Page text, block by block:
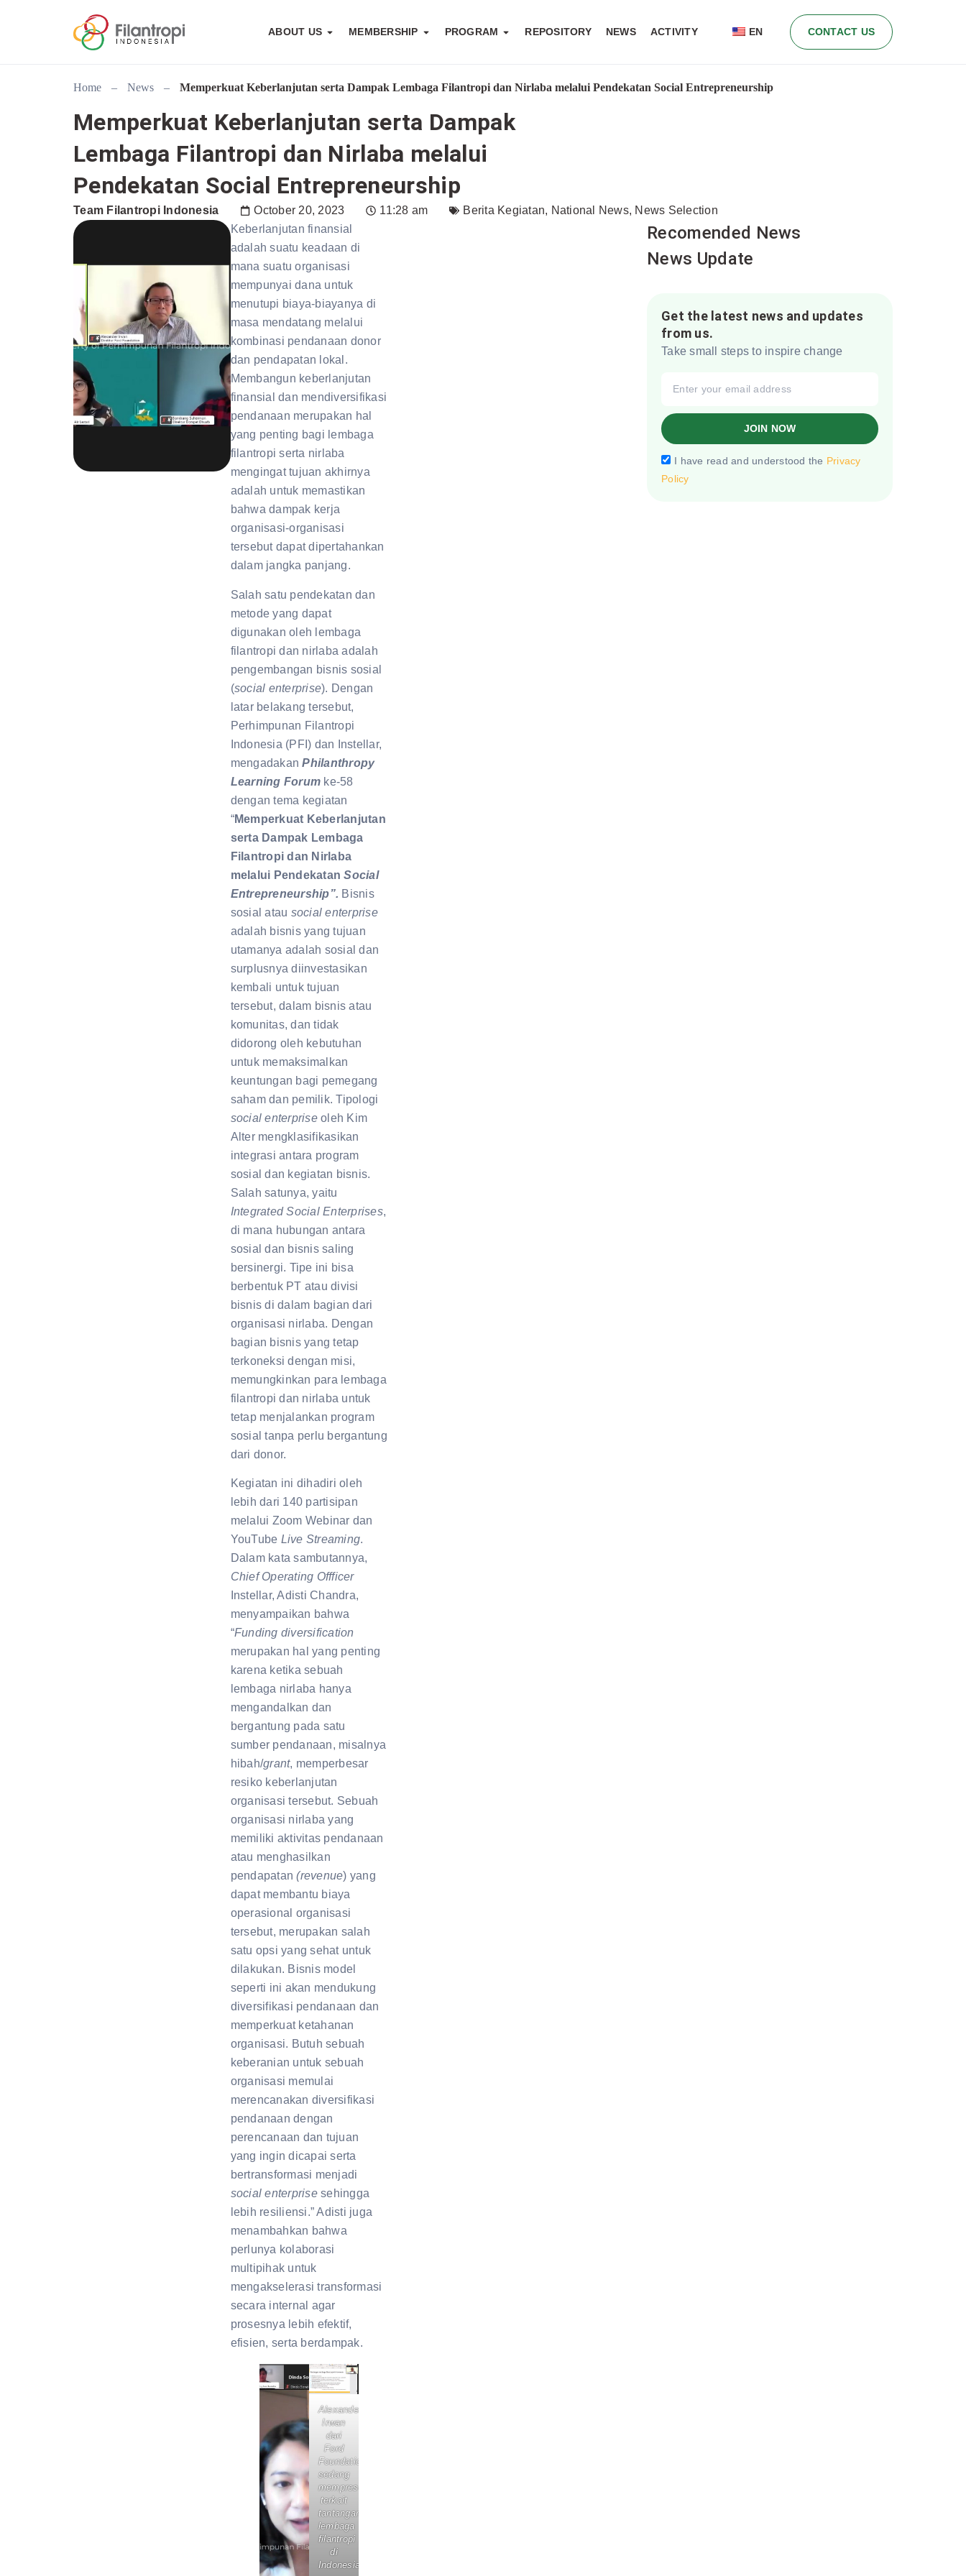
ABOUT US MEMBERSHIP PROGRAM REPOSITORY NEWS ACTIVITY EN CONTACT US
Home – News – Memperkuat Keberlanjutan serta Dampak Lembaga Filantropi dan Nirlaba melalui Pendekatan Social Entrepreneurship
Memperkuat Keberlanjutan serta Dampak
Lembaga Filantropi dan Nirlaba melalui
Pendekatan Social Entrepreneurship
Team Filantropi Indonesia October 20, 2023 11:28 am Berita Kegiatan, National News, News Selection
Keberlanjutan finansial
adalah suatu keadaan di
mana suatu organisasi
mempunyai dana untuk
menutupi biaya-biayanya di
masa mendatang melalui
kombinasi pendanaan donor
dan pendapatan lokal.
Membangun keberlanjutan
finansial dan mendiversifikasi
pendanaan merupakan hal
yang penting bagi lembaga
filantropi serta nirlaba
mengingat tujuan akhirnya
adalah untuk memastikan
bahwa dampak kerja
organisasi-organisasi
tersebut dapat dipertahankan
dalam jangka panjang.
Salah satu pendekatan dan
metode yang dapat
digunakan oleh lembaga
filantropi dan nirlaba adalah
pengembangan bisnis sosial
(social enterprise). Dengan
latar belakang tersebut,
Perhimpunan Filantropi
Indonesia (PFI) dan Instellar,
mengadakanPhilanthropy
Learning Forum ke-58
dengan tema kegiatan
“Memperkuat Keberlanjutan
serta Dampak Lembaga
Filantropi dan Nirlaba
melalui PendekatanSocial
Entrepreneurship”. Bisnis
sosial atau social enterprise
adalah bisnis yang tujuan
utamanya adalah sosial dan
surplusnya diinvestasikan
kembali untuk tujuan
tersebut, dalam bisnis atau
komunitas, dan tidak
didorong oleh kebutuhan
untuk memaksimalkan
keuntungan bagi pemegang
saham dan pemilik. Tipologi
social enterpriseoleh Kim
Alter mengklasifikasikan
integrasi antara program
sosial dan kegiatan bisnis.
Salah satunya, yaitu
Integrated Social Enterprises,
di mana hubungan antara
sosial dan bisnis saling
bersinergi. Tipe ini bisa
berbentuk PT atau divisi
bisnis di dalam bagian dari
organisasi nirlaba. Dengan
bagian bisnis yang tetap
terkoneksi dengan misi,
memungkinkan para lembaga
filantropi dan nirlaba untuk
tetap menjalankan program
sosial tanpa perlu bergantung
dari donor.
Kegiatan ini dihadiri oleh
lebih dari 140 partisipan
melalui Zoom Webinar dan
YouTube Live Streaming.
Dalam kata sambutannya,
Chief Operating Offficer
Instellar, Adisti Chandra,
menyampaikan bahwa
“Funding diversification
merupakan hal yang penting
karena ketika sebuah
lembaga nirlaba hanya
mengandalkan dan
bergantung pada satu
sumber pendanaan, misalnya
hibah/grant, memperbesar
resiko keberlanjutan
organisasi tersebut. Sebuah
organisasi nirlaba yang
memiliki aktivitas pendanaan
atau menghasilkan
pendapatan(revenue) yang
dapat membantu biaya
operasional organisasi
tersebut, merupakan salah
satu opsi yang sehat untuk
dilakukan. Bisnis model
seperti ini akan mendukung
diversifikasi pendanaan dan
memperkuat ketahanan
organisasi. Butuh sebuah
keberanian untuk sebuah
organisasi memulai
merencanakan diversifikasi
pendanaan dengan
perencanaan dan tujuan
yang ingin dicapai serta
bertransformasi menjadi
social enterprisesehingga
lebih resiliensi.” Adisti juga
menambahkan bahwa
perlunya kolaborasi
multipihak untuk
mengakselerasi transformasi
secara internal agar
prosesnya lebih efektif,
efisien, serta berdampak.
Alexander
Irwan
dari
Ford
Foundation
sedang
mempresentasikan
terkait
tantangan
lembaga
filantropi
di
Indonesia
Recomended News
News Update
Get the latest news and updates
from us.
Take small steps to inspire change
I have read and understood the Privacy
Policy
JOIN NOW